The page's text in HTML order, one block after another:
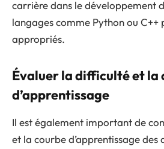
carrière dans le développement
langages comme Python ou
appropriés.
Évaluer la difficulté et la
d’apprentissage
Il est également important de
et la courbe d’apprentissage